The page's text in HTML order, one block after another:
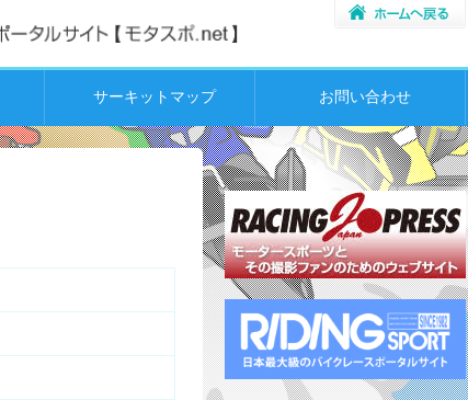
サーキットマップ お問い合わせ